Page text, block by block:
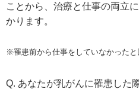
ことから、治療と仕事の両立
かります。
※罹患前から仕事をしていなかったと
Q. あなたが乳がんに罹患した